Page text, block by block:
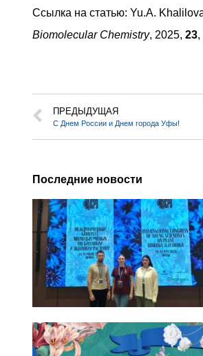
Ссылка на статью: Yu.A.
Biomolecular Chemistry, 2025, 23,
ПРЕДЫДУЩАЯ
С Днем России и Днем города Уфы!
Последние новости